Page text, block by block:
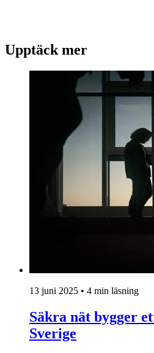
Upptäck mer
13 juni 2025 • 4 min läsning
Säkra nät bygger
Sverige